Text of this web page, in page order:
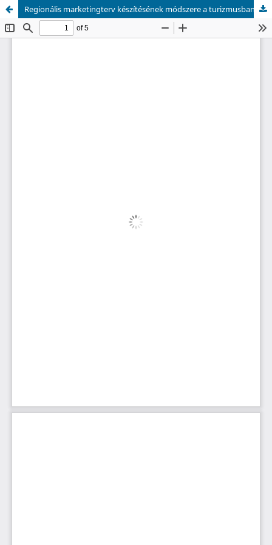
Regionális marketingterv készítésének módszere a turizmusban: Csongrád megye példája